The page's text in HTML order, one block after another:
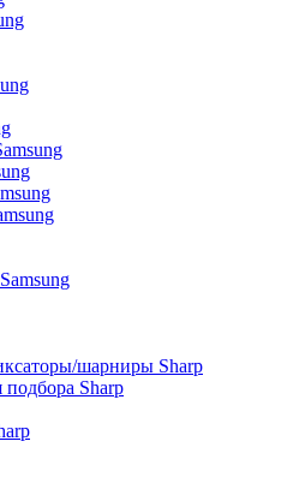
шарниры Sharp
Sharp